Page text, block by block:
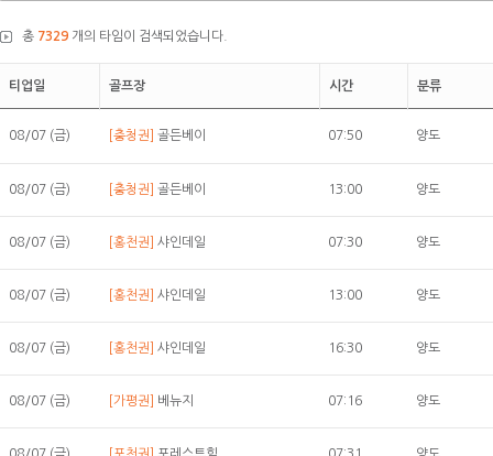
총 7329 개의 타임이 검색되었습니다.
티업일 골프장 시간 분류
08/07 (금) [충청권] 골든베이 07:50 양도
08/07 (금) [충청권] 골든베이 13:00 양도
08/07 (금) [홍천권] 샤인데일 07:30 양도
08/07 (금) [홍천권] 샤인데일 13:00 양도
08/07 (금) [홍천권] 샤인데일 16:30 양도
08/07 (금) [가평권] 베뉴지 07:16 양도